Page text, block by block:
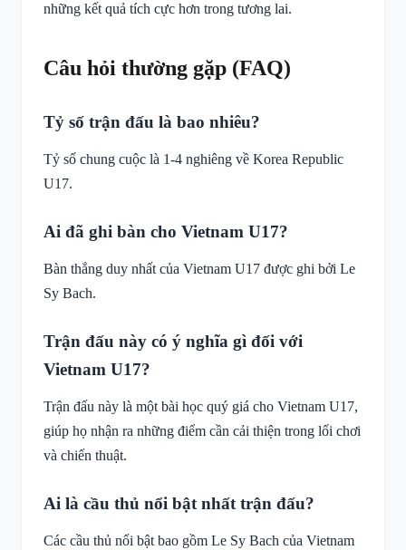
những kết quả tích cực hơn trong tương lai.
Câu hỏi thường gặp (FAQ)
Tỷ số trận đấu là bao nhiêu?
Tỷ số chung cuộc là 1-4 nghiêng về Korea Republic
U17.
Ai đã ghi bàn cho Vietnam U17?
Bàn thắng duy nhất của Vietnam U17 được ghi bởi Le
Sy Bach.
Trận đấu này có ý nghĩa gì đối với
Vietnam U17?
Trận đấu này là một bài học quý giá cho Vietnam U17,
giúp họ nhận ra những điểm cần cải thiện trong lối chơi
và chiến thuật.
Ai là cầu thủ nổi bật nhất trận đấu?
Các cầu thủ nổi bật bao gồm Le Sy Bach của Vietnam